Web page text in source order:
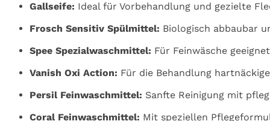
Gallseife: Ideal für Vorbehandlung und gezielte
Frosch Sensitiv Spülmittel: Biologisch abbaubar
Spee Spezialwaschmittel: Für Feinwäsche
Vanish Oxi Action: Für die Behandlung
Persil Feinwaschmittel: Sanfte Reinigung mit
Coral Feinwaschmittel: Mit speziellen